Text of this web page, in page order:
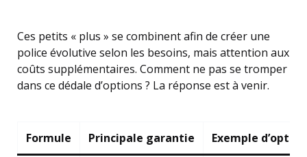
Ces petits « plus » se combinent afin de créer une
police évolutive selon les besoins, mais attention aux
coûts supplémentaires. Comment ne pas se tromper
dans ce dédale d’options ? La réponse est à venir.
Formule Principale garantie Exemple d’option